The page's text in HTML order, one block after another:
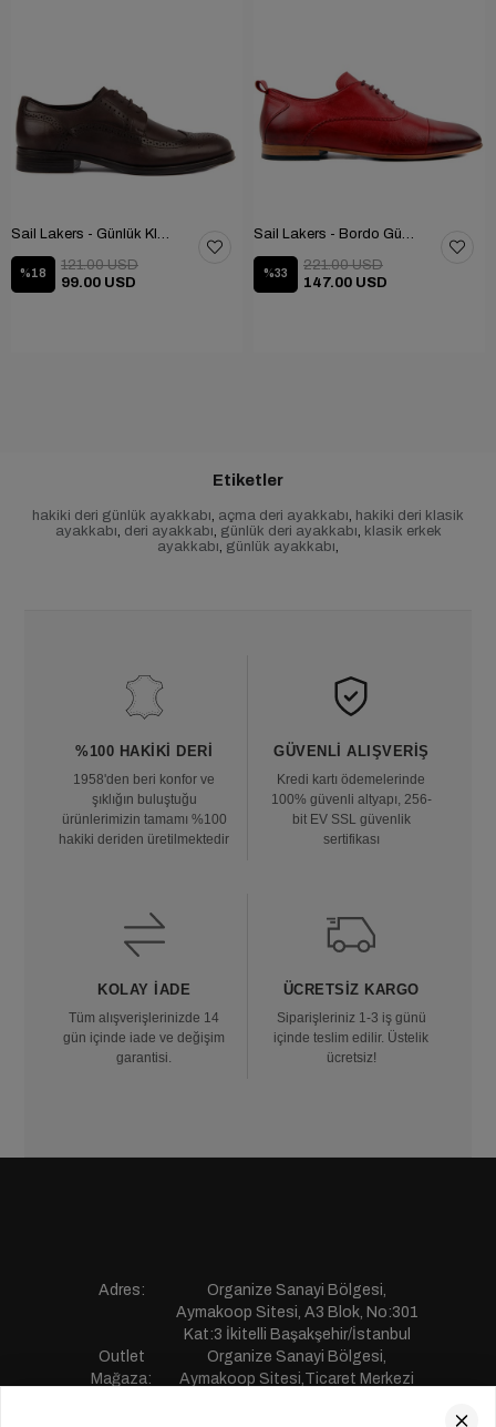
%18
99.00 USD
121.00 USD
%33
147.00 USD
221.00 USD
Etiketler
hakiki deri günlük ayakkabı açma deri ayakkabı hakiki deri klasik
ayakkabı deri ayakkabı günlük deri ayakkabı klasik erkek
ayakkabı günlük ayakkabı
%100 HAKIKI DERI
1958'den beri konfor ve
şıklığın buluştuğu
ürünlerimizin tamamı %100
hakiki deriden üretilmektedir
GÜVENLI ALIŞVERIŞ
Kredi kartı ödemelerinde
100% güvenli altyapı, 256-
bit EV SSL güvenlik
sertifikası
KOLAY İADE
Tüm alışverişlerinizde 14
gün içinde iade ve değişim
garantisi.
ÜCRETSIZ KARGO
Siparişleriniz 1-3 iş günü
içinde teslim edilir. Üstelik
ücretsiz!
Adres:
Organize Sanayi Bölgesi,
Aymakoop Sitesi, A3 Blok, No:301
Kat:3 İkitelli Başakşehir/İstanbul
Outlet
Mağaza:
Organize Sanayi Bölgesi,
Aymakoop Sitesi,Ticaret Merkezi